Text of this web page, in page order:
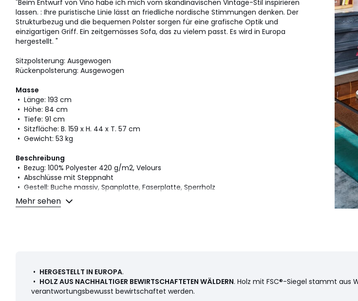
"Beim Entwurf von Vino habe ich mich vom skandinavischen Vintage-Stil inspirieren
lassen. : Ihre puristische Linie lässt an friedliche nordische Stimmungen denken. Der
Strukturbezug und die bequemen Polster sorgen für eine grafische Optik und
einzigartigen Griff. Ein zeitgemässes Sofa, das zu vielem passt. Es wird in Europa
hergestellt. "
Sitzpolsterung: Ausgewogen
Rückenpolsterung: Ausgewogen
Masse
• Länge: 193 cm
• Höhe: 84 cm
• Tiefe: 91 cm
• Sitzfläche: B. 159 x H. 44 x T. 57 cm
• Gewicht: 53 kg
Beschreibung
• Bezug: 100% Polyester 420 g/m2, Velours
• Abschlüsse mit Steppnaht
• Gestell: Buche massiv, Spanplatte, Faserplatte, Sperrholz
• Federung: Nosag-Federn
• Füsse: Eiche geölt
Hinweis
• Polyestersamt ist ein strapazierfähiges Gewebe, das für intensive Nutzung ausgelegt
Mehr sehen
• HERGESTELLT IN EUROPA.
• HOLZ AUS NACHHALTIGER BEWIRTSCHAFTETEN WÄLDERN. Holz mit FSC®-Siegel stammt aus
verantwortungsbewusst bewirtschaftet werden.